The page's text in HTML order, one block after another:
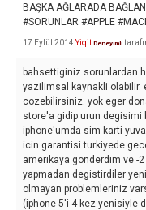
BAŞKA AĞLARADA
#SORUNLAR #APPLE
17 Eylül 2014 Yiqit Deneyimli
bahsettiginiz sorunlardan
yazilimsal kaynakli olabilir.
cozebilirsiniz. yok eger
store'a gidip urun degisimi
iphone'umda sim karti
icin garantisi turkiyede
amerikaya gonderdim ve -
yapmadan degistirdiler
olmayan problemleriniz
(iphone 5'i 4 kez yenisiyle